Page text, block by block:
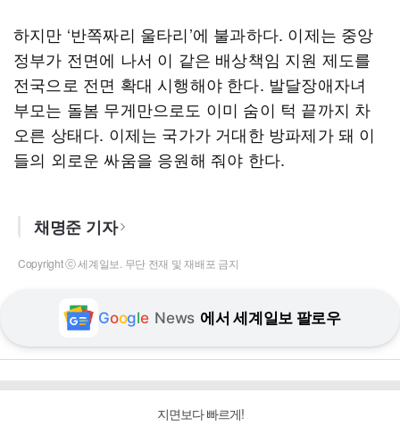
하지만 ‘반쪽짜리 울타리’에 불과하다. 이제는 중앙
정부가 전면에 나서 이 같은 배상책임 지원 제도를
전국으로 전면 확대 시행해야 한다. 발달장애자녀
부모는 돌봄 무게만으로도 이미 숨이 턱 끝까지 차
오른 상태다. 이제는 국가가 거대한 방파제가 돼 이
들의 외로운 싸움을 응원해 줘야 한다.
채명준 기자
Copyright ⓒ 세계일보. 무단 전재 및 재배포 금지
Google News 에서 세계일보 팔로우
지면보다 빠르게!